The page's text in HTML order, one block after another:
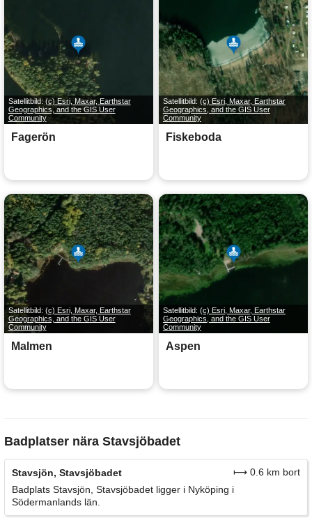
Satellitbild: (c) Esri, Maxar, Earthstar
Geographics, and the GIS User
Community
Fagerön
Satellitbild: (c) Esri, Maxar, Earthstar
Geographics, and the GIS User
Community
Fiskeboda
Satellitbild: (c) Esri, Maxar, Earthstar
Geographics, and the GIS User
Community
Malmen
Satellitbild: (c) Esri, Maxar, Earthstar
Geographics, and the GIS User
Community
Aspen
Badplatser nära Stavsjöbadet
Stavsjön, Stavsjöbadet
⟼ 0.6 km bort
Badplats Stavsjön, Stavsjöbadet ligger i Nyköping i
Södermanlands län.